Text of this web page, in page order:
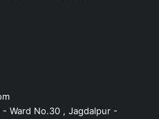
- Ward No.30 , Jagdalpur -